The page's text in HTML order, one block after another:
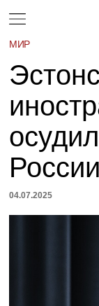
МИР
04.07.2025